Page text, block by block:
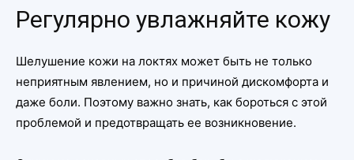
Регулярно увлажняйте кожу
Шелушение кожи на локтях может быть не только
неприятным явлением, но и причиной дискомфорта и
даже боли. Поэтому важно знать, как бороться с этой
проблемой и предотвращать ее возникновение.